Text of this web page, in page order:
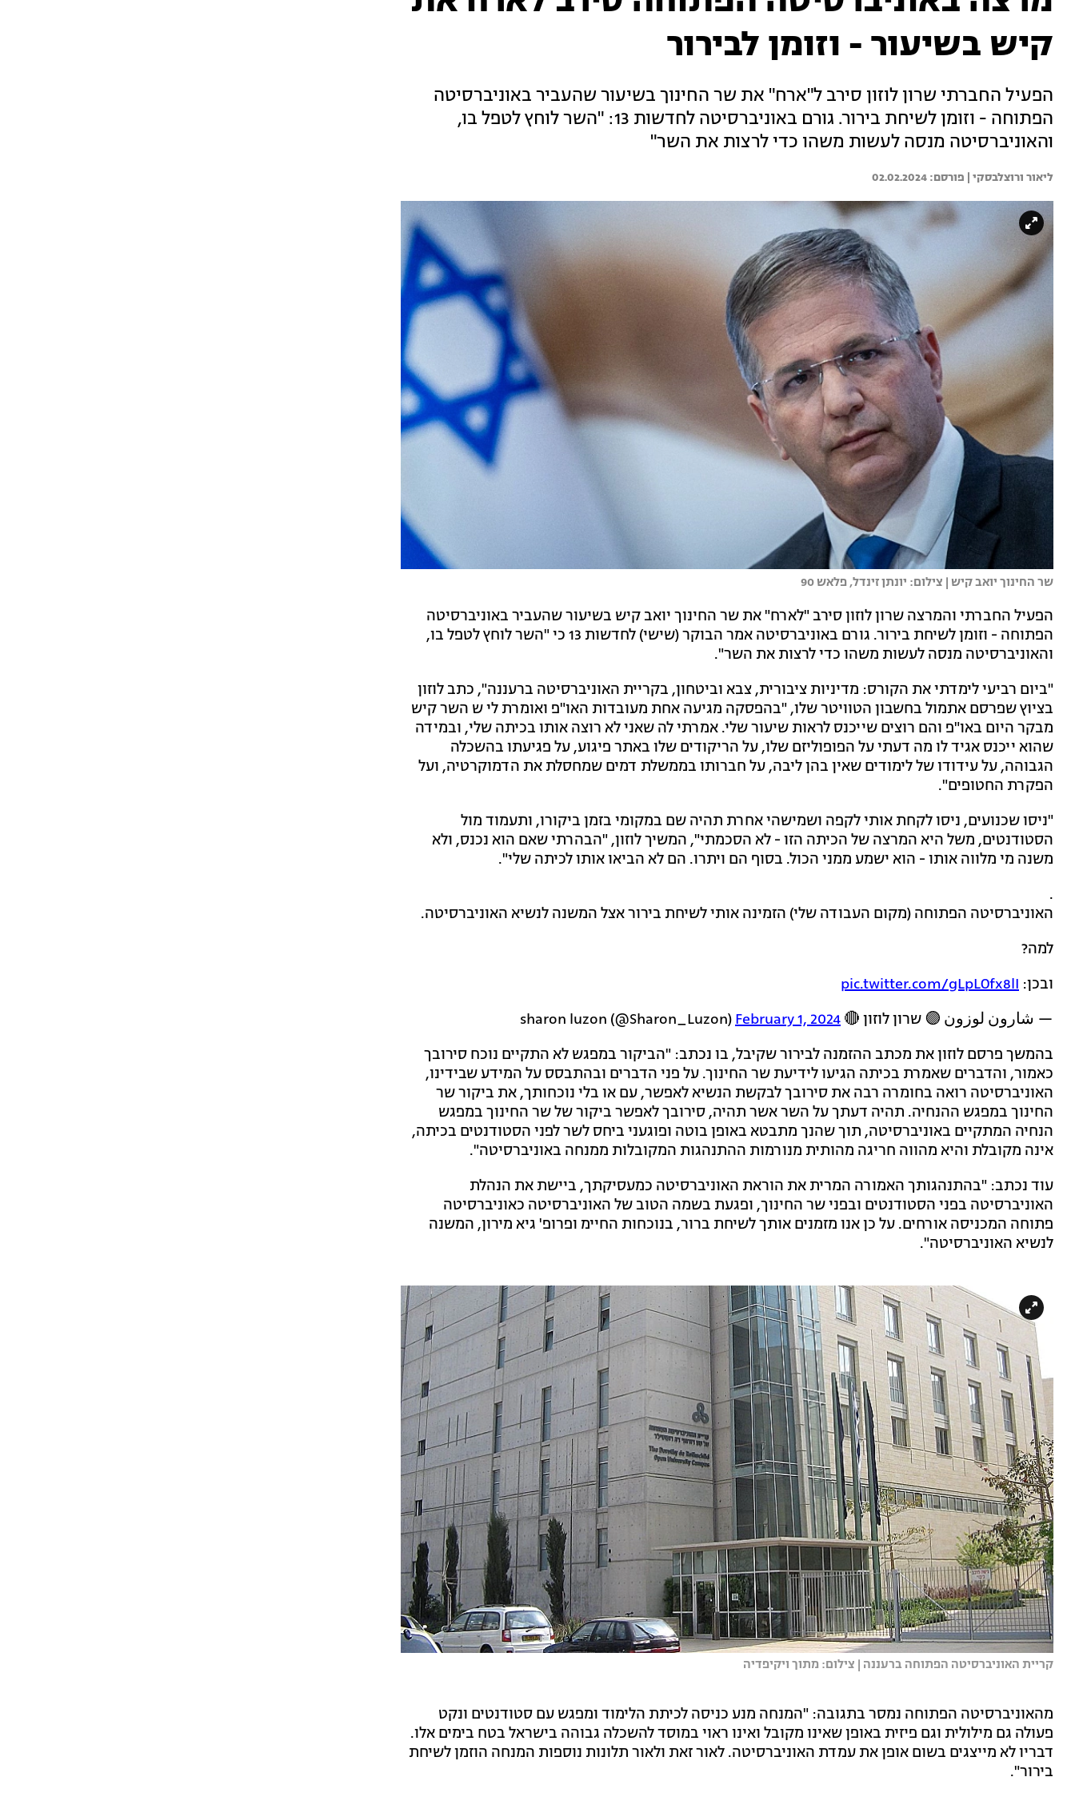
קיש בשיעור - וזומן לבירור
הפעיל החברתי שרון לוזון סירב ל"ארח" את שר החינוך בשיעור שהעביר באוניברסיטה
הפתוחה - וזומן לשיחת בירור. גורם באוניברסיטה לחדשות 13: "השר לוחץ לטפל בו,
והאוניברסיטה מנסה לעשות משהו כדי לרצות את השר"
ליאור ורוצלבסקי | 02.02.2024
שר החינוך יואב קיש | צילום: יונתן זינדל, פלאש 90
הפעיל החברתי והמרצה שרון לוזון סירב "לארח" את שר החינוך יואב קיש בשיעור שהעביר באוניברסיטה
הפתוחה - וזומן לשיחת בירור. גורם באוניברסיטה אמר הבוקר (שישי) לחדשות 13 כי "השר לוחץ לטפל בו,
והאוניברסיטה מנסה לעשות משהו כדי לרצות את השר".
"ביום רביעי לימדתי את הקורס: מדיניות ציבורית, צבא וביטחון, בקריית האוניברסיטה ברעננה", כתב לוזון
בציוץ שפרסם אתמול בחשבון הטוויטר שלו, "בהפסקה מגיעה אחת מעובדות האו"פ ואומרת לי ש השר קיש
מבקר היום באו"פ והם רוצים שייכנס לראות שיעור שלי. אמרתי לה שאני לא רוצה אותו בכיתה שלי, ובמידה
שהוא ייכנס אגיד לו מה דעתי על הפופוליזם שלו, על הריקודים שלו באתר פיגוע, על פגיעתו בהשכלה
הגבוהה, על עידודו של לימודים שאין בהן ליבה, על חברותו בממשלת דמים שמחסלת את הדמוקרטיה, ועל
הפקרת החטופים".
"ניסו שכנועים, ניסו לקחת אותי לקפה ושמישהי אחרת תהיה שם במקומי בזמן ביקורו, ותעמוד מול
הסטודנטים, משל היא המרצה של הכיתה הזו - לא הסכמתי", המשיך לוזון, "הבהרתי שאם הוא נכנס, ולא
משנה מי מלווה אותו - הוא ישמע ממני הכול. בסוף הם ויתרו. הם לא הביאו אותו לכיתה שלי".
.
האוניברסיטה הפתוחה (מקום העבודה שלי) הזמינה אותי לשיחת בירור אצל המשנה לנשיא האוניברסיטה.
למה?
ובכן: pic.twitter.com/gLpLOfx8lI
— شارون لوزون 🟣 שרון לוזון 🔴 sharon luzon (@Sharon_Luzon) February 1, 2024
בהמשך פרסם לוזון את מכתב ההזמנה לבירור שקיבל, בו נכתב: "הביקור במפגש לא התקיים נוכח סירובך
כאמור, והדברים שאמרת בכיתה הגיעו לידיעת שר החינוך. על פני הדברים ובהתבסס על המידע שבידינו,
האוניברסיטה רואה בחומרה רבה את סירובך לבקשת הנשיא לאפשר, עם או בלי נוכחותך, את ביקור שר
החינוך במפגש ההנחיה. תהיה דעתך על השר אשר תהיה, סירובך לאפשר ביקור של שר החינוך במפגש
הנחיה המתקיים באוניברסיטה, תוך שהנך מתבטא באופן בוטה ופוגעני ביחס לשר לפני הסטודנטים בכיתה,
אינה מקובלת והיא מהווה חריגה מהותית מנורמות ההתנהגות המקובלות ממנחה באוניברסיטה".
עוד נכתב: "בהתנהגותך האמורה המרית את הוראת האוניברסיטה כמעסיקתך, ביישת את הנהלת
האוניברסיטה בפני הסטודנטים ובפני שר החינוך, ופגעת בשמה הטוב של האוניברסיטה כאוניברסיטה
פתוחה המכניסה אורחים. על כן אנו מזמנים אותך לשיחת ברור, בנוכחות החיימ ופרופ' גיא מירון, המשנה
לנשיא האוניברסיטה".
קריית האוניברסיטה הפתוחה ברעננה | צילום: מתוך ויקיפדיה
מהאוניברסיטה הפתוחה נמסר בתגובה: "המנחה מנע כניסה לכיתת הלימוד ומפגש עם סטודנטים ונקט
פעולה גם מילולית וגם פיזית באופן שאינו מקובל ואינו ראוי במוסד להשכלה גבוהה בישראל בטח בימים אלו.
דבריו לא מייצגים בשום אופן את עמדת האוניברסיטה. לאור זאת ולאור תלונות נוספות המנחה הוזמן לשיחת
בירור".